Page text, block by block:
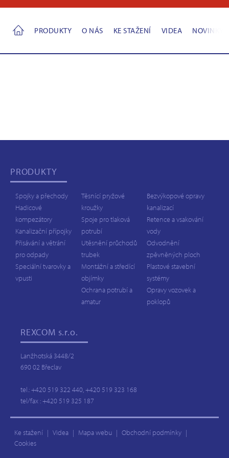
PRODUKTY O NÁS KE STAŽENÍ VIDEA NOVINKY
PRODUKTY
Spojky a přechody
Hadicové
kompezátory
Kanalizační přípojky
Přisávání a větrání
pro odpady
Speciální tvarovky a
vpusti
Těsnící pryžové
kroužky
Spoje pro tlaková
potrubí
Utěsnění průchodů
trubek
Montážní a středící
objímky
Ochrana potrubí a
amatur
Bezvýkopové opravy
kanalizací
Retence a vsakování
vody
Odvodnění
zpěvněných ploch
Plastové stavební
systémy
Opravy vozovek a
poklopů
REXCOM s.r.o.
Lanžhotská 3448/2
690 02 Břeclav
tel.: +420 519 322 440, +420 519 323 168
tel/fax : +420 519 325 187
Ke stažení | Videa | Mapa webu | Obchodní podmínky |
Cookies